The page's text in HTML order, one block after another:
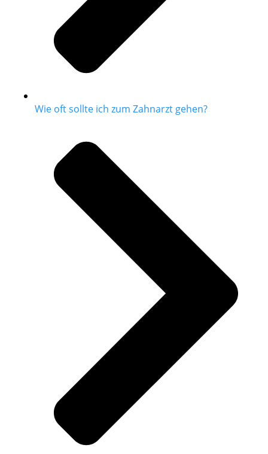
Wie oft sollte ich zum Zahnarzt gehen?